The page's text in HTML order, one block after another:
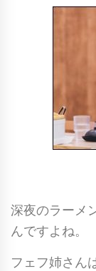
深夜のラーメ
んですよね。
フェフ姉さん